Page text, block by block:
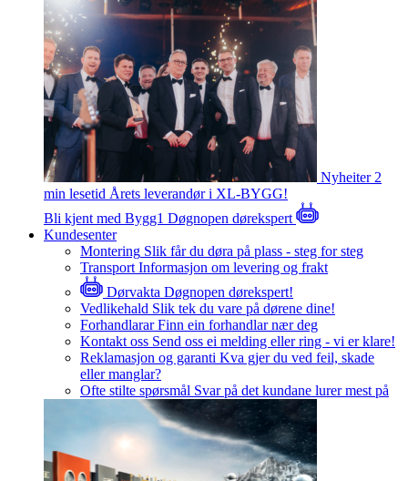
Nyheiter 2
min lesetid Årets leverandør i XL-BYGG!
Bli kjent med Bygg1 Døgnopen dørekspert
Kundesenter
Montering Slik får du døra på plass - steg for steg
Transport Informasjon om levering og frakt
Dørvakta Døgnopen dørekspert!
Vedlikehald Slik tek du vare på dørene dine!
Forhandlarar Finn ein forhandlar nær deg
Kontakt oss Send oss ei melding eller ring - vi er klare!
Reklamasjon og garanti Kva gjer du ved feil, skade
eller manglar?
Ofte stilte spørsmål Svar på det kundane lurer mest på